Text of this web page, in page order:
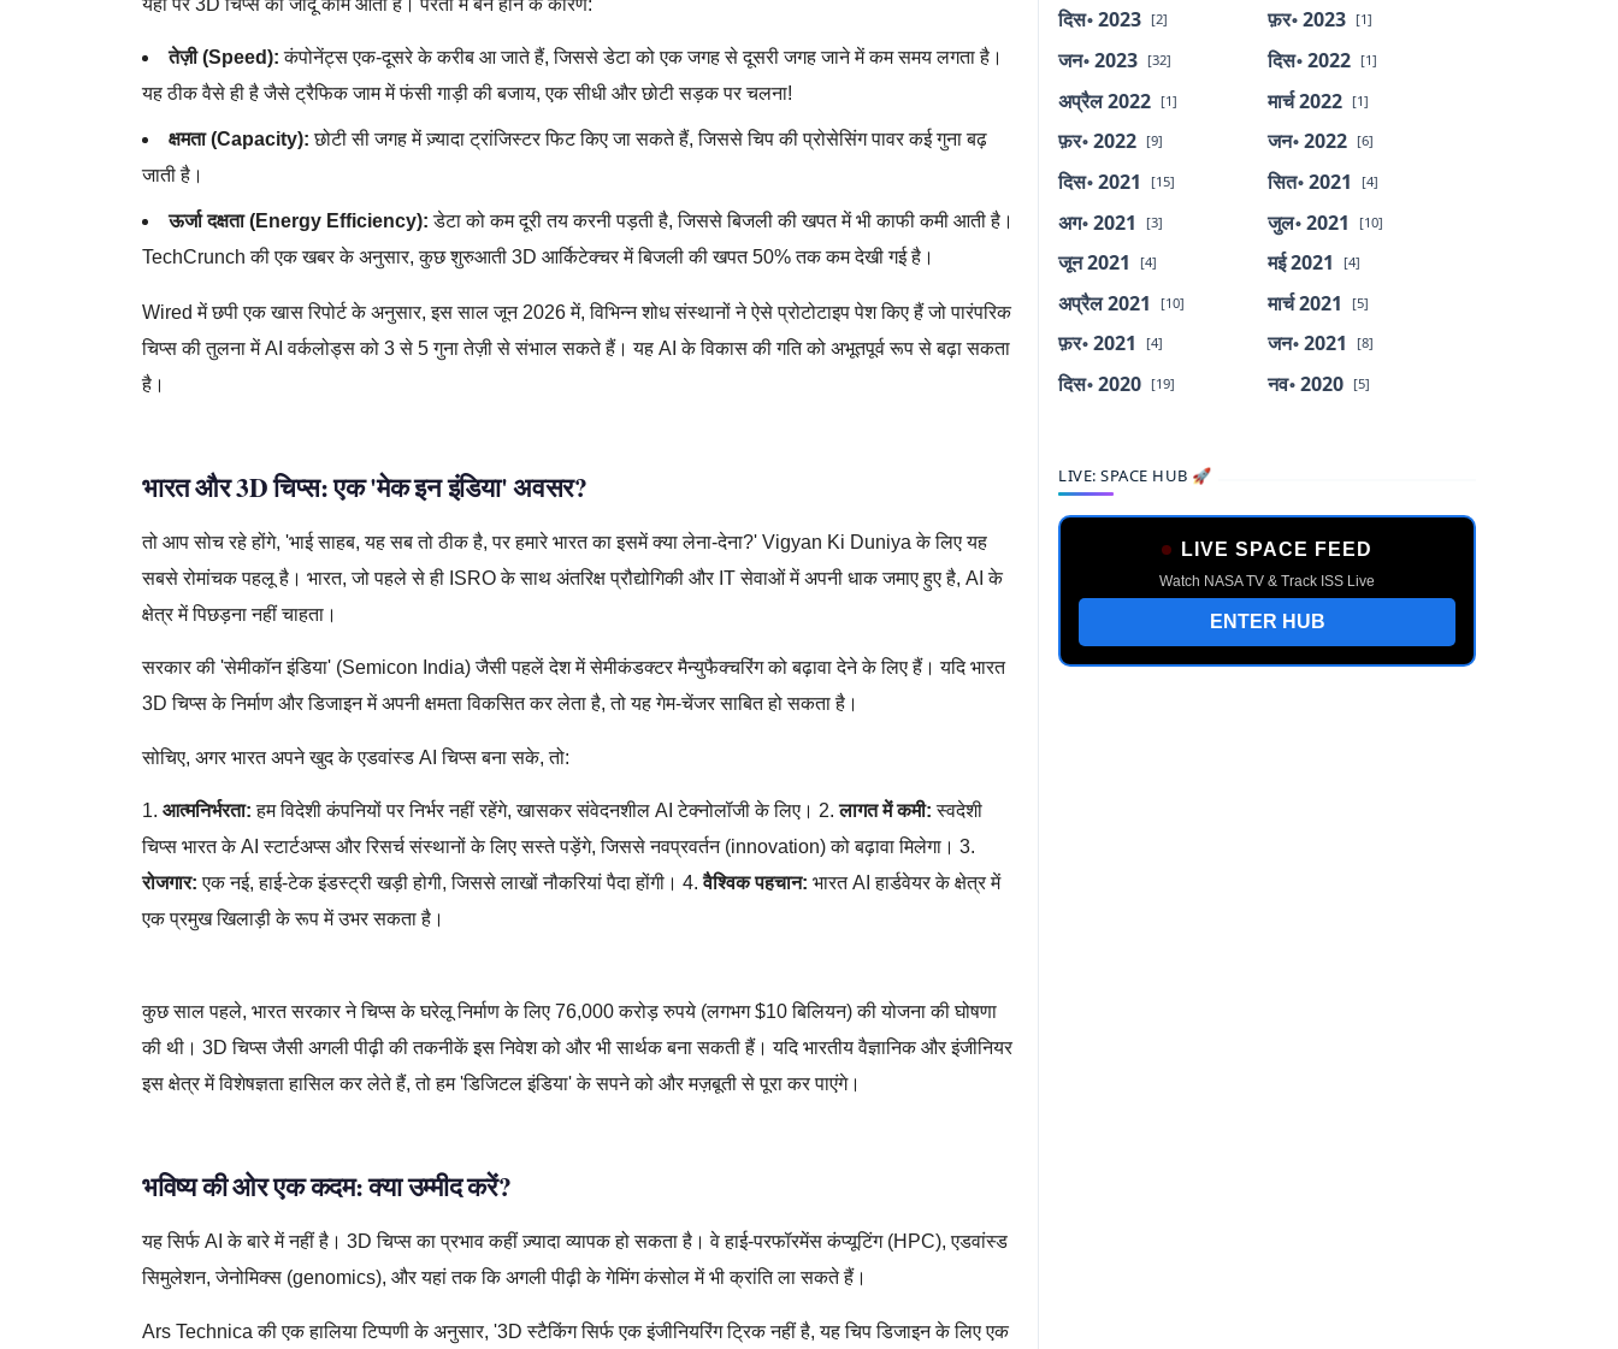
तेज़ी (Speed): कंपोनेंट्स एक-दूसरे के करीब आ जाते हैं, जिससे डेटा को एक जगह से दूसरी जगह जाने में कम समय लगता है।
यह ठीक वैसे ही है जैसे ट्रैफिक जाम में फंसी गाड़ी की बजाय, एक सीधी और छोटी सड़क पर चलना!
क्षमता (Capacity): छोटी सी जगह में ज़्यादा ट्रांजिस्टर फिट किए जा सकते हैं, जिससे चिप की प्रोसेसिंग पावर कई गुना बढ़
जाती है।
ऊर्जा दक्षता (Energy Efficiency): डेटा को कम दूरी तय करनी पड़ती है, जिससे बिजली की खपत में भी काफी कमी आती है।
TechCrunch की एक खबर के अनुसार, कुछ शुरुआती 3D आर्किटेक्चर में बिजली की खपत 50% तक कम देखी गई है।
Wired में छपी एक खास रिपोर्ट के अनुसार, इस साल जून 2026 में, विभिन्न शोध संस्थानों ने ऐसे प्रोटोटाइप पेश किए हैं जो पारंपरिक
चिप्स की तुलना में AI वर्कलोड्स को 3 से 5 गुना तेज़ी से संभाल सकते हैं। यह AI के विकास की गति को अभूतपूर्व रूप से बढ़ा सकता
है।
भारत और 3D चिप्स: एक 'मेक इन इंडिया' अवसर?
तो आप सोच रहे होंगे, 'भाई साहब, यह सब तो ठीक है, पर हमारे भारत का इसमें क्या लेना-देना?' Vigyan Ki Duniya के लिए यह
सबसे रोमांचक पहलू है। भारत, जो पहले से ही ISRO के साथ अंतरिक्ष प्रौद्योगिकी और IT सेवाओं में अपनी धाक जमाए हुए है, AI के
क्षेत्र में पिछड़ना नहीं चाहता।
सरकार की 'सेमीकॉन इंडिया' (Semicon India) जैसी पहलें देश में सेमीकंडक्टर मैन्युफैक्चरिंग को बढ़ावा देने के लिए हैं। यदि भारत
3D चिप्स के निर्माण और डिजाइन में अपनी क्षमता विकसित कर लेता है, तो यह गेम-चेंजर साबित हो सकता है।
सोचिए, अगर भारत अपने खुद के एडवांस्ड AI चिप्स बना सके, तो:
1. आत्मनिर्भरता: हम विदेशी कंपनियों पर निर्भर नहीं रहेंगे, खासकर संवेदनशील AI टेक्नोलॉजी के लिए। 2.लागत में कमी: स्वदेशी
चिप्स भारत के AI स्टार्टअप्स और रिसर्च संस्थानों के लिए सस्ते पड़ेंगे, जिससे नवप्रवर्तन (innovation) को बढ़ावा मिलेगा। 3.
रोजगार: एक नई, हाई-टेक इंडस्ट्री खड़ी होगी, जिससे लाखों नौकरियां पैदा होंगी। 4.वैश्विक पहचान: भारत AI हार्डवेयर के क्षेत्र में
एक प्रमुख खिलाड़ी के रूप में उभर सकता है।
कुछ साल पहले, भारत सरकार ने चिप्स के घरेलू निर्माण के लिए 76,000 करोड़ रुपये (लगभग $10 बिलियन) की योजना की घोषणा
की थी। 3D चिप्स जैसी अगली पीढ़ी की तकनीकें इस निवेश को और भी सार्थक बना सकती हैं। यदि भारतीय वैज्ञानिक और इंजीनियर
इस क्षेत्र में विशेषज्ञता हासिल कर लेते हैं, तो हम 'डिजिटल इंडिया' के सपने को और मज़बूती से पूरा कर पाएंगे।
भविष्य की ओर एक कदम: क्या उम्मीद करें?
यह सिर्फ AI के बारे में नहीं है। 3D चिप्स का प्रभाव कहीं ज़्यादा व्यापक हो सकता है। वे हाई-परफॉरमेंस कंप्यूटिंग (HPC), एडवांस्ड
सिमुलेशन, जेनोमिक्स (genomics), और यहां तक कि अगली पीढ़ी के गेमिंग कंसोल में भी क्रांति ला सकते हैं।
Ars Technica की एक हालिया टिप्पणी के अनुसार, '3D स्टैकिंग सिर्फ एक इंजीनियरिंग ट्रिक नहीं है, यह चिप डिजाइन के लिए एक
दिस॰ 2023 [2] फ़र॰ 2023 [1]
जन॰ 2023 [32] दिस॰ 2022 [1]
अप्रैल 2022 [1] मार्च 2022 [1]
फ़र॰ 2022 [9] जन॰ 2022 [6]
दिस॰ 2021 [15] सित॰ 2021 [4]
अग॰ 2021 [3] जुल॰ 2021 [10]
जून 2021 [4] मई 2021 [4]
अप्रैल 2021 [10] मार्च 2021 [5]
फ़र॰ 2021 [4] जन॰ 2021 [8]
दिस॰ 2020 [19] नव॰ 2020 [5]
LIVE: SPACE HUB 🚀
LIVE SPACE FEED
Watch NASA TV & Track ISS Live
ENTER HUB